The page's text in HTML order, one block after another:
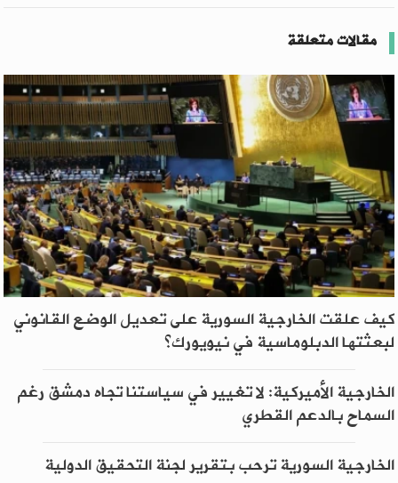
مقالات متعلقة
كيف علقت الخارجية السورية على تعديل الوضع القانوني
لبعثتها الدبلوماسية في نيويورك؟
الخارجية الأميركية: لا تغيير في سياستنا تجاه دمشق رغم
السماح بالدعم القطري
الخارجية السورية ترحب بتقرير لجنة التحقيق الدولية